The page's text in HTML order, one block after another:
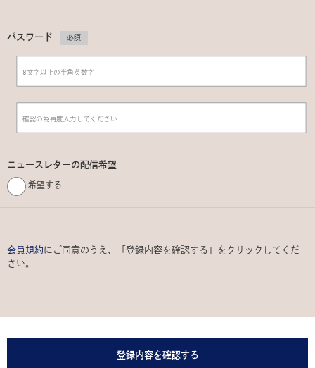
パスワード 必須
ニュースレターの配信希望
希望する
会員規約にご同意のうえ、「登録内容を確認する」をクリックしてくだ
さい。
登録内容を確認する